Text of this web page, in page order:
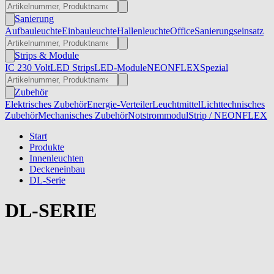
Sanierung
AufbauleuchteEinbauleuchteHallenleuchteOfficeSanierungseinsatz
Strips & Module
IC 230 VoltLED StripsLED-ModuleNEONFLEXSpezial
Zubehör
Elektrisches ZubehörEnergie-VerteilerLeuchtmittelLichttechnisches
ZubehörMechanisches ZubehörNotstrommodulStrip / NEONFLEX
Start
Produkte
Innenleuchten
Deckeneinbau
DL-Serie
DL-SERIE